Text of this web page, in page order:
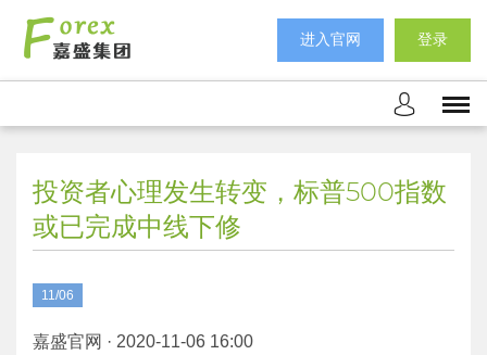
进入官网 登录
投资者心理发生转变，标普500指数
或已完成中线下修
11/06
嘉盛官网 · 2020-11-06 16:00